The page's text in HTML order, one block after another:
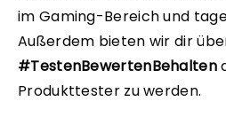
im Gaming-Bereich und
Außerdem bieten wir dir
#TestenBewertenBehalten
Produkttester zu werden.